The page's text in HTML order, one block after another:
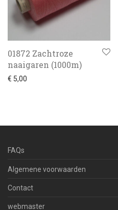
01872 Zachtroze
naaigaren (1000m)
€ 5,00
FAQs
Algemene voorwaarden
Contact
webmaster